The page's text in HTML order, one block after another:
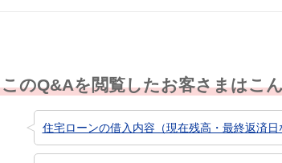
このQ&Aを閲覧したお客さまはこ
住宅ローンの借入内容（現在残高・最終返済日